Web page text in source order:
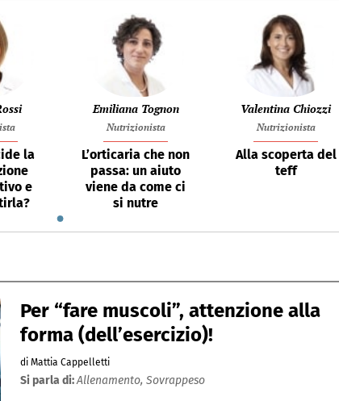
la
e
Emiliana Tognon
Nutrizionista
L’orticaria che non
passa: un aiuto
viene da come ci
si nutre
Valentina Chiozzi
Nutrizionista
Alla scoperta del
teff
Per “fare muscoli”, attenzione alla
forma (dell’esercizio)!
di Mattia Cappelletti
Si parla di:Allenamento, Sovrappeso